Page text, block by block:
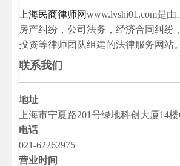
上海民商律师网www.lvshi01.com是
房产纠纷，公司法务，经济合同纠纷
投资等律师团队组建的法律服务网站。
联系我们
地址
上海市宁夏路201号绿地科创大厦14
电话
021-62262975
营业时间